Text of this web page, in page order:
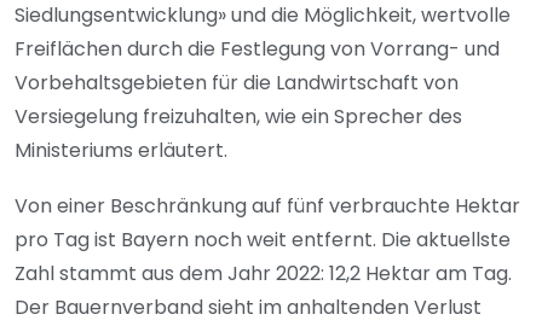
Siedlungsentwicklung» und die Möglichkeit, wertvolle
Freiflächen durch die Festlegung von Vorrang- und
Vorbehaltsgebieten für die Landwirtschaft von
Versiegelung freizuhalten, wie ein Sprecher des
Ministeriums erläutert.
Von einer Beschränkung auf fünf verbrauchte Hektar
pro Tag ist Bayern noch weit entfernt. Die aktuellste
Zahl stammt aus dem Jahr 2022: 12,2 Hektar am Tag.
Der Bauernverband sieht im anhaltenden Verlust